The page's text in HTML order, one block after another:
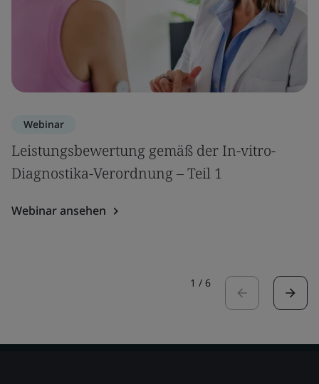
Webinar
Leistungsbewertung gemäß der In-vitro-
Diagnostika-Verordnung – Teil 1
Webinar ansehen
1 / 6